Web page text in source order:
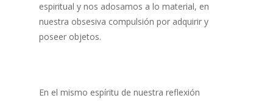
espiritual y nos adosamos a lo material, en
nuestra obsesiva compulsión por adquirir y
poseer objetos.
En el mismo espíritu de nuestra reflexión